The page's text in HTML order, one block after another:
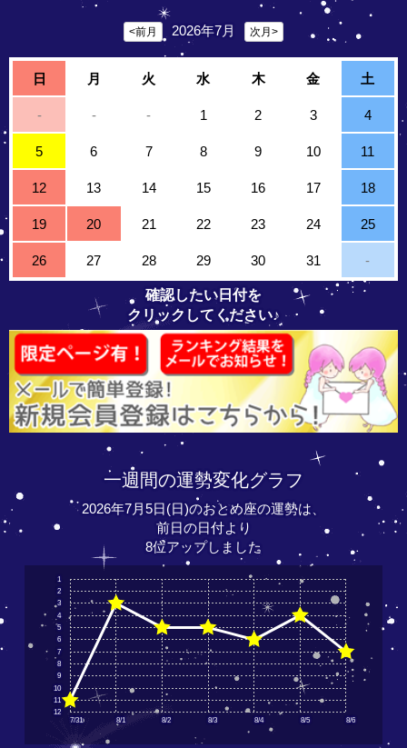
<前月 2026年7月 次月>
日 月 火 水 木 金 土
- - - 1 2 3 4
5 6 7 8 9 10 11
12 13 14 15 16 17 18
19 20 21 22 23 24 25
26 27 28 29 30 31 -
確認したい日付を
クリックしてください♪
一週間の運勢変化グラフ
2026年7月5日(日)のおとめ座の運勢は、
前日の日付より
8位アップしました
7/31 8/1 8/2 8/3 8/4 8/5 8/6
12
11
10
9
8
7
6
5
4
3
2
1